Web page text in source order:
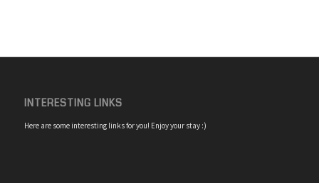
INTERESTING LINKS
Here are some interesting links for you! Enjoy your stay :)